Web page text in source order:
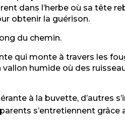
dans l’herbe où sa tête
obtenir la guérison.
du chemin.
qui monte à travers les
humide où des
à la buvette, d’autres
s’entretiennent